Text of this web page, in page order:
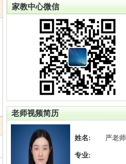
家教中心微信
老师视频简历
姓名: 严老师
专业: